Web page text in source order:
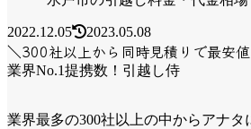
2022.12.05 2023.05.08
＼300社以上から同時見積りで最安
業界No.1提携数！引越し侍
業界最多の300社以上の中からアナタ